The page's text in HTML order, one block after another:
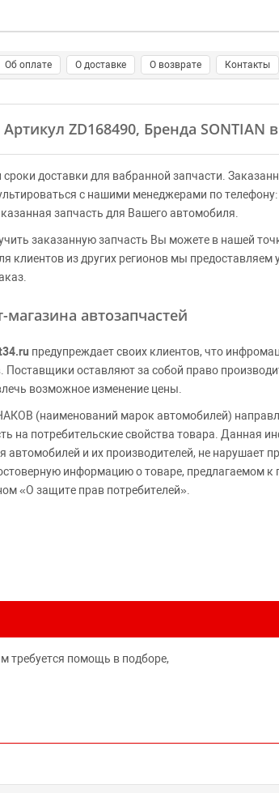
Об оплате О доставке О возврате Контакты
Артикул ZD168490, Бренда
доставки для вабранной запчасти.
с нашими менеджерами по телефону:
запчасть для Вашего автомобиля.
заказанную запчасть Вы можете в нашей
клиентов из других регионов мы
автозапчастей
предупреждает своих клиентов, что
Поставщики оставляют за собой право
возможное изменение цены.
(наименований марок автомобилей)
на потребительские свойства товара. Данная
и их производителей, не нарушает
информацию о товаре, предлагаемом
«О защите прав потребителей».
требуется помощь в подборе,